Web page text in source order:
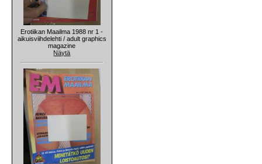
Erotiikan Maailma 1988 nr 1 -
aikuisviihdelehti / adult graphics
magazine
Näytä